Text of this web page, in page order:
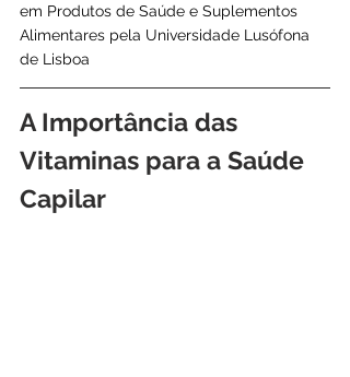
em Produtos de Saúde e Suplementos
Alimentares pela Universidade Lusófona
de Lisboa
A Importância das
Vitaminas para a Saúde
Capilar